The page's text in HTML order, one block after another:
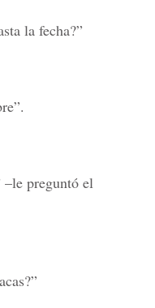
la fecha?”
–le preguntó el